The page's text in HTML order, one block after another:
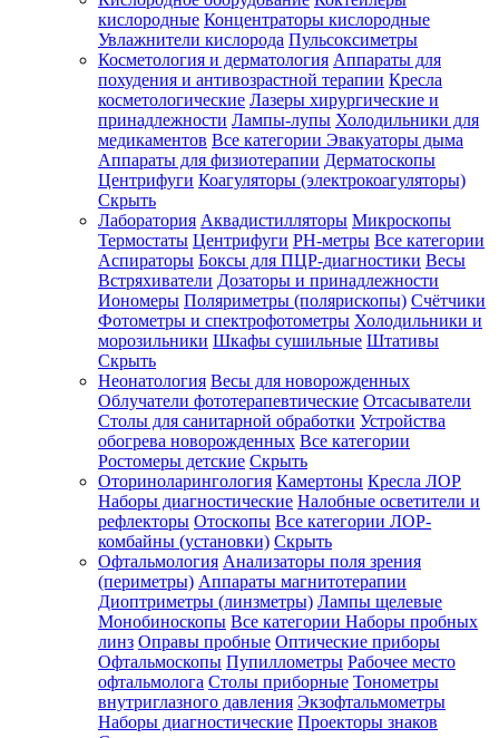
Зарегистрироваться
Зачем
регистрироваться?
Все
покупки
одном
месте
Личный
менеджер
Отслеживание
статуса
заказа
кислородные Концентраторы кислородные
Увлажнители кислорода Пульсоксиметры
Косметология и дерматология Аппараты для
похудения и антивозрастной терапии Кресла
косметологические Лазеры хирургические и
принадлежности Лампы-лупы Холодильники для
медикаментов Все категории Эвакуаторы дыма
Аппараты для физиотерапии Дерматоскопы
Центрифуги Коагуляторы (электрокоагуляторы)
Скрыть
Лаборатория Аквадистилляторы Микроскопы
Термостаты Центрифуги PH-метры Все категории
Аспираторы Боксы для ПЦР-диагностики Весы
Встряхиватели Дозаторы и принадлежности
Иономеры Поляриметры (полярископы) Счётчики
Фотометры и спектрофотометры Холодильники и
морозильники Шкафы сушильные Штативы
Скрыть
Неонатология Весы для новорожденных
Облучатели фототерапевтические Отсасыватели
Столы для санитарной обработки Устройства
обогрева новорожденных Все категории
Ростомеры детские Скрыть
Оториноларингология Камертоны Кресла ЛОР
Наборы диагностические Налобные осветители и
рефлекторы Отоскопы Все категории ЛОР-
комбайны (установки) Скрыть
Офтальмология Анализаторы поля зрения
(периметры) Аппараты магнитотерапии
Диоптриметры (линзметры) Лампы щелевые
Монобиноскопы Все категории Наборы пробных
линз Оправы пробные Оптические приборы
Офтальмоскопы Пупиллометры Рабочее место
офтальмолога Столы приборные Тонометры
внутриглазного давления Экзофтальмометры
Наборы диагностические Проекторы знаков